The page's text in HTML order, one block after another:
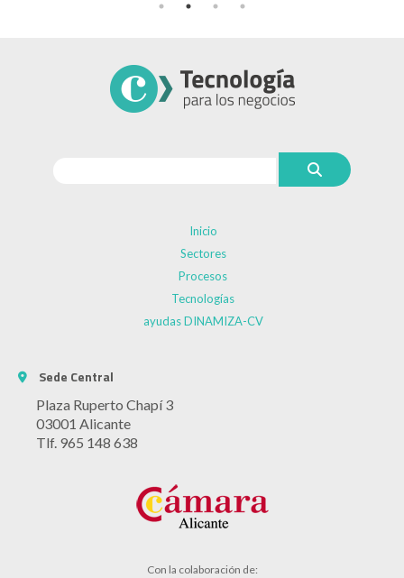
Inicio
Sectores
Procesos
Tecnologías
ayudas DINAMIZA-CV
Sede Central
Plaza Ruperto Chapí 3
03001 Alicante
Tlf. 965 148 638
Con la colaboración de: